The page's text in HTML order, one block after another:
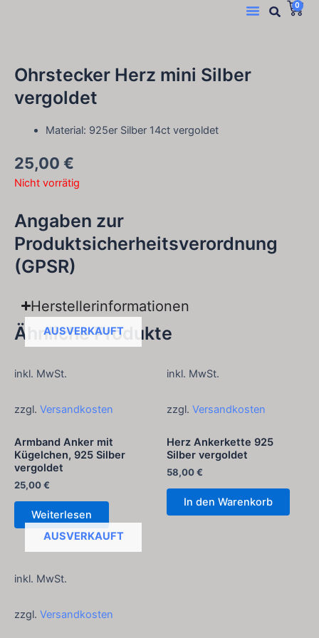
Menü 0
Ohrstecker Herz mini Silber
vergoldet
Material: 925er Silber 14ct vergoldet
25,00 €
Nicht vorrätig
Angaben zur
Produktsicherheitsverordnung
(GPSR)
Herstellerinformationen
Ähnliche Produkte
AUSVERKAUFT
inkl. MwSt.
zzgl. Versandkosten
Armband Anker mit
Kügelchen, 925 Silber
vergoldet
25,00€
Weiterlesen
inkl. MwSt.
zzgl. Versandkosten
Herz Ankerkette 925
Silber vergoldet
58,00€
In den Warenkorb
AUSVERKAUFT
inkl. MwSt.
zzgl. Versandkosten